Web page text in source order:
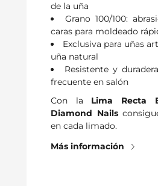
de la uña
Grano 100/100:
caras para moldeado
Exclusiva para uñas
uña natural
Resistente y
frecuente en salón
Con la Lima Recta
Diamond Nails
en cada limado.
Más información